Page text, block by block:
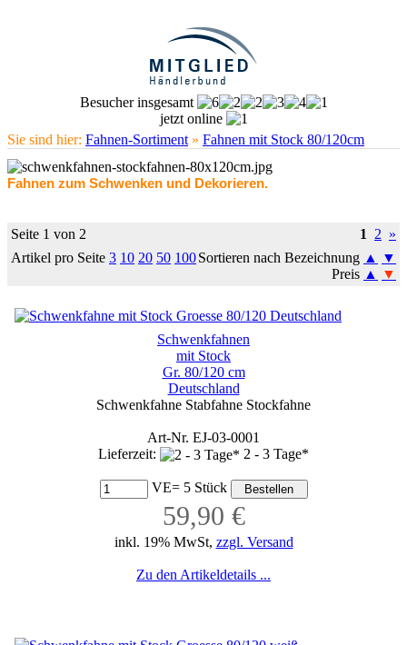
Besucher insgesamt
jetzt online
Sie sind hier: Fahnen-Sortiment » Fahnen mit Stock 80/120cm
Fahnen zum Schwenken und Dekorieren.
Seite 1 von 2 1 2 »
Artikel pro Seite 3 10 20 50 100Sortieren nach Bezeichnung ▲
▼
Preis ▲ ▼
Schwenkfahnen
mit Stock
Gr. 80/120 cm
Deutschland
Schwenkfahne Stabfahne Stockfahne
Art-Nr. EJ-03-0001
Lieferzeit:
2 - 3 Tage*
VE= 5 Stück
59,90 €
inkl. 19% MwSt, zzgl. Versand
Zu den Artikeldetails ...